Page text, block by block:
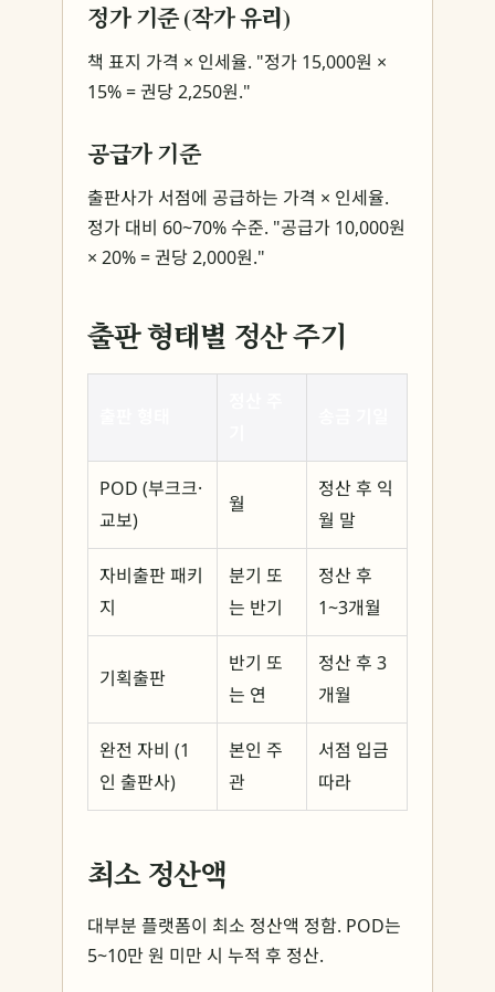
정가 기준 (작가 유리)
책 표지 가격 × 인세율. "정가 15,000원 ×
15% = 권당 2,250원."
공급가 기준
출판사가 서점에 공급하는 가격 × 인세율.
정가 대비 60~70% 수준. "공급가 10,000원
× 20% = 권당 2,000원."
출판 형태별 정산 주기
POD (부크크·
교보)
월
정산 후 익
월 말
자비출판 패키
지
분기 또
는 반기
정산 후
1~3개월
기획출판
반기 또
는 연
정산 후 3
개월
완전 자비 (1
인 출판사)
본인 주
관
서점 입금
따라
최소 정산액
대부분 플랫폼이 최소 정산액 정함. POD는
5~10만 원 미만 시 누적 후 정산.